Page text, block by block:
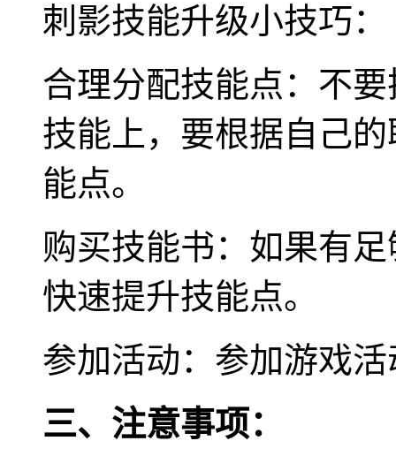
刺影技能升级小技巧：
合理分配技能点：不
技能上，要根据自己
能点。
购买技能书：如果有
快速提升技能点。
参加活动：参加游戏
三、注意事项：